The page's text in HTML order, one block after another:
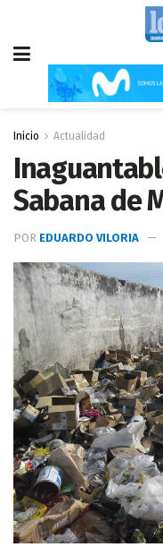
Inicio Actualidad
Sabana de
POR EDUARDO VILORIA